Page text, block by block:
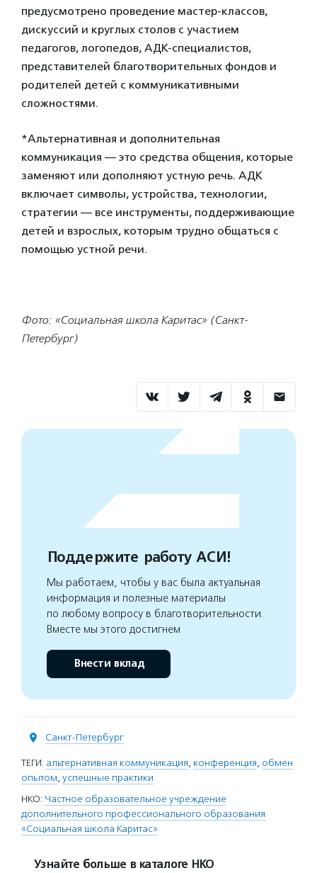
предусмотрено проведение мастер-классов,
дискуссий и круглых столов с участием
педагогов, логопедов, АДК-специалистов,
представителей благотворительных фондов и
родителей детей с коммуникативными
сложностями.
*Альтернативная и дополнительная
коммуникация — это средства общения, которые
заменяют или дополняют устную речь. АДК
включает символы, устройства, технологии,
стратегии — все инструменты, поддерживающие
детей и взрослых, которым трудно общаться с
помощью устной речи.
Фото: «Социальная школа Каритас» (Санкт-
Петербург)
Поддержите работу АСИ!
Мы работаем, чтобы у вас была актуальная
информация и полезные материалы
по любому вопросу в благотворительности.
Вместе мы этого достигнем
Внести вклад
Санкт-Петербург
ТЕГИ: альтернативная коммуникация, конференция, обмен
опытом, успешные практики
НКО: Частное образовательное учреждение
дополнительного профессионального образования
«Социальная школа Каритас»
Узнайте больше в каталоге НКО